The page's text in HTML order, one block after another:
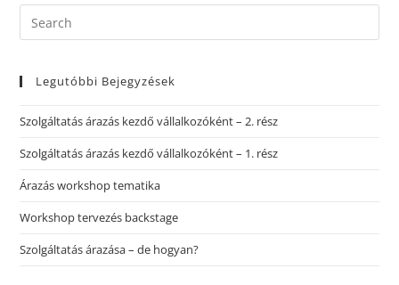
Legutóbbi Bejegyzések
Szolgáltatás árazás kezdő vállalkozóként – 2. rész
Szolgáltatás árazás kezdő vállalkozóként – 1. rész
Árazás workshop tematika
Workshop tervezés backstage
Szolgáltatás árazása – de hogyan?